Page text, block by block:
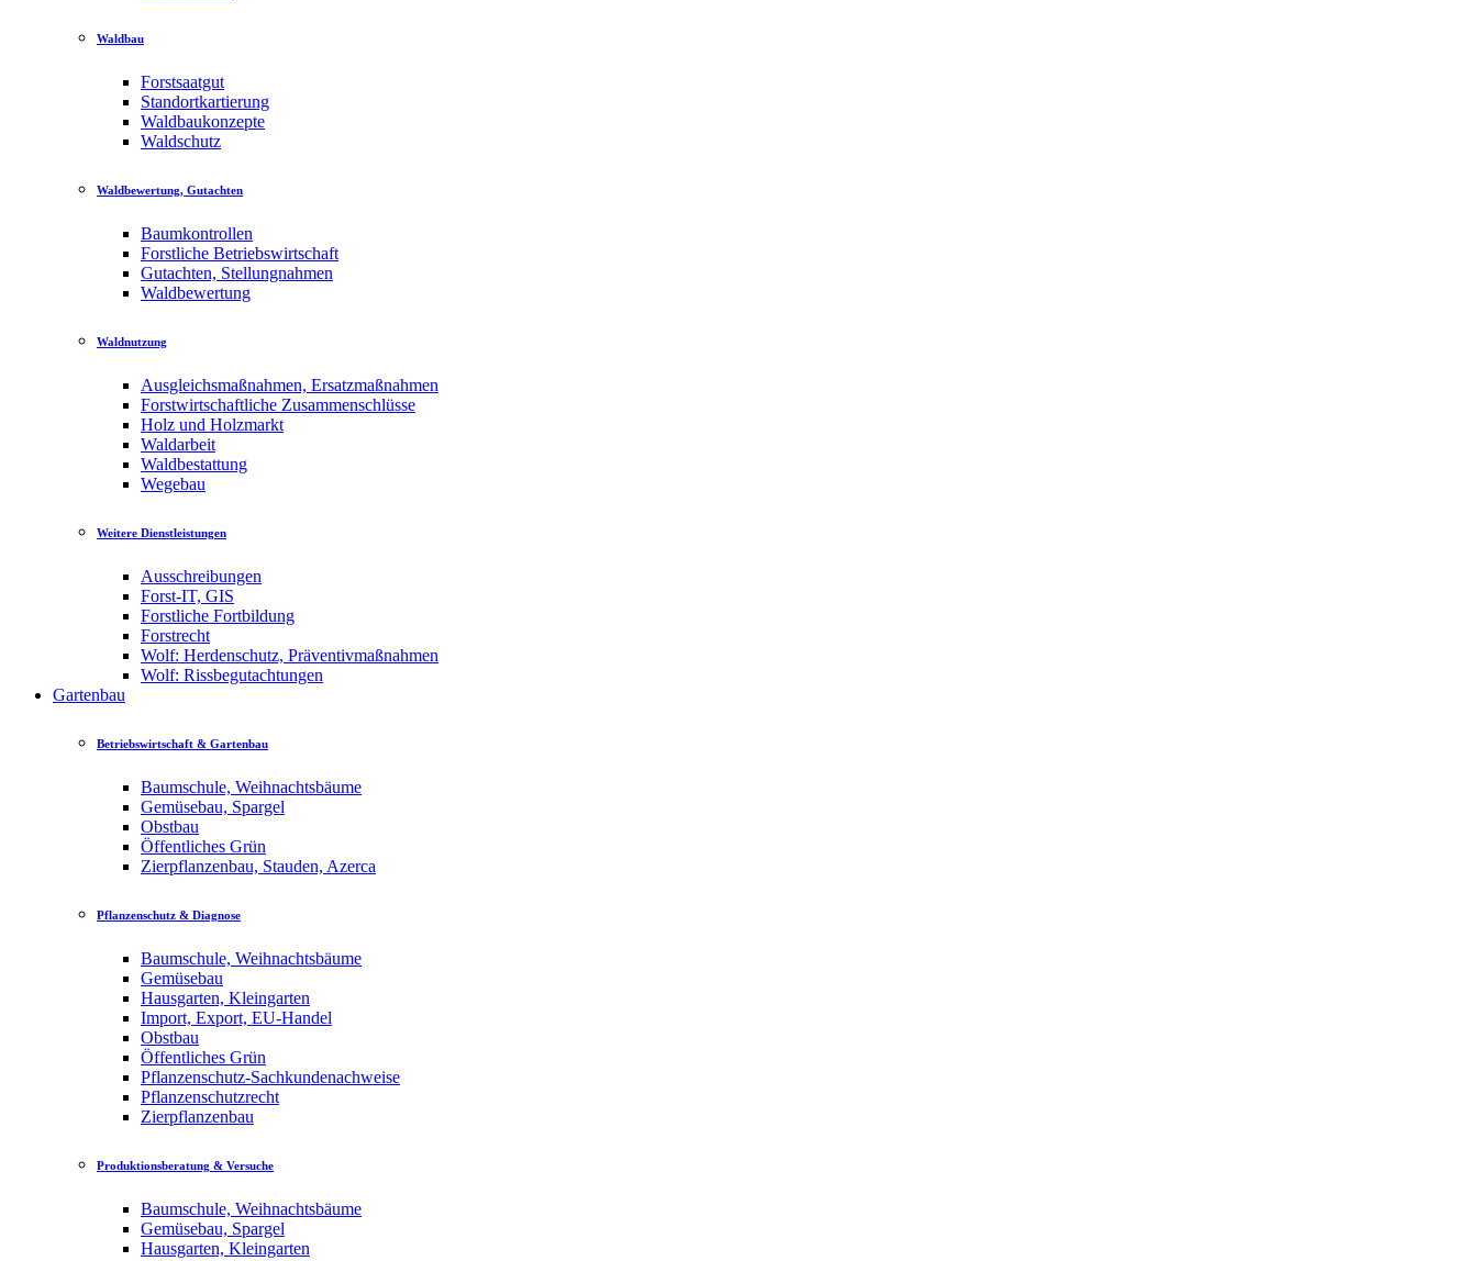
Waldbau
Forstsaatgut
Standortkartierung
Waldbaukonzepte
Waldschutz
Waldbewertung, Gutachten
Baumkontrollen
Forstliche Betriebswirtschaft
Gutachten, Stellungnahmen
Waldbewertung
Waldnutzung
Ausgleichsmaßnahmen, Ersatzmaßnahmen
Forstwirtschaftliche Zusammenschlüsse
Holz und Holzmarkt
Waldarbeit
Waldbestattung
Wegebau
Weitere Dienstleistungen
Ausschreibungen
Forst-IT, GIS
Forstliche Fortbildung
Forstrecht
Wolf: Herdenschutz, Präventivmaßnahmen
Wolf: Rissbegutachtungen
Gartenbau
Betriebswirtschaft & Gartenbau
Baumschule, Weihnachtsbäume
Gemüsebau, Spargel
Obstbau
Öffentliches Grün
Zierpflanzenbau, Stauden, Azerca
Pflanzenschutz & Diagnose
Baumschule, Weihnachtsbäume
Gemüsebau
Hausgarten, Kleingarten
Import, Export, EU-Handel
Obstbau
Öffentliches Grün
Pflanzenschutz-Sachkundenachweise
Pflanzenschutzrecht
Zierpflanzenbau
Produktionsberatung & Versuche
Baumschule, Weihnachtsbäume
Gemüsebau, Spargel
Hausgarten, Kleingarten